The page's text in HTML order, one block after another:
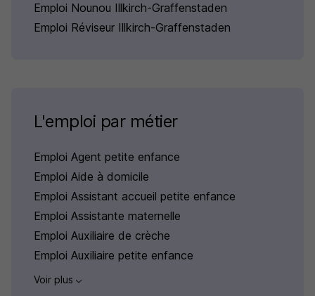
Emploi Nounou Illkirch-Graffenstaden
Emploi Réviseur Illkirch-Graffenstaden
L'emploi par métier
Emploi Agent petite enfance
Emploi Aide à domicile
Emploi Assistant accueil petite enfance
Emploi Assistante maternelle
Emploi Auxiliaire de crèche
Emploi Auxiliaire petite enfance
Voir plus